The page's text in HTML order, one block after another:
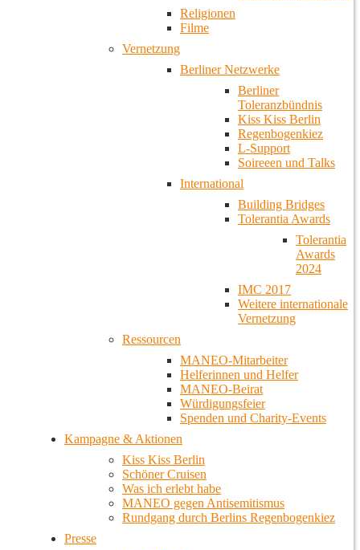
Religionen
Filme
Vernetzung
Berliner Netzwerke
Berliner
Toleranzbündnis
Kiss Kiss Berlin
Regenbogenkiez
L-Support
Soireeen und Talks
International
Building Bridges
Tolerantia Awards
Tolerantia
Awards
2024
IMC 2017
Weitere internationale
Vernetzung
Ressourcen
MANEO-Mitarbeiter
Helferinnen und Helfer
MANEO-Beirat
Würdigungsfeier
Spenden und Charity-Events
Kampagne & Aktionen
Kiss Kiss Berlin
Schöner Cruisen
Was ich erlebt habe
MANEO gegen Antisemitismus
Rundgang durch Berlins Regenbogenkiez
Presse